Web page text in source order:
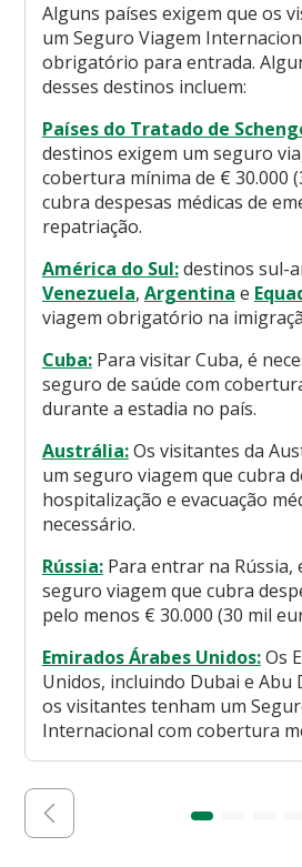
Alguns países exigem que os
um Seguro Viagem
obrigatório para entrada.
desses destinos incluem:
Países do Tratado de
destinos exigem um seguro
cobertura mínima de € 30.000
cubra despesas médicas de
repatriação.
América do Sul:destinos sul-
Venezuela, Argentina e
viagem obrigatório na
Cuba:Para visitar Cuba, é
seguro de saúde com
durante a estadia no país.
Austrália:Os visitantes da
um seguro viagem que cubra
hospitalização e evacuação
necessário.
Rússia:Para entrar na Rússia,
seguro viagem que cubra
pelo menos € 30.000 (30 mil
Emirados Árabes Unidos:Os
Unidos, incluindo Dubai e Abu
os visitantes tenham um
Internacional com cobertura